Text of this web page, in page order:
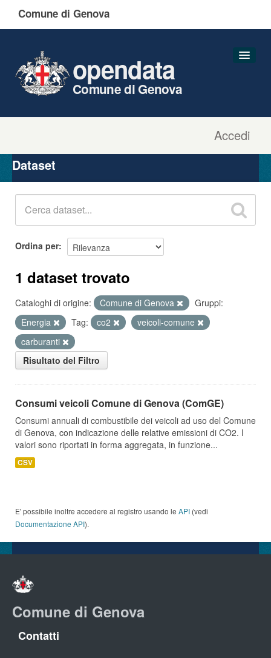
Comune di Genova
Accedi
opendata
Comune di Genova
Organizzazioni
Gruppi
Dataset
Ordina per
1 dataset trovato
Cataloghi di origine: Comune di Genova
Gruppi:
Energia
Tag: co2
veicoli-comune
carburanti
Risultato del Filtro
Consumi veicoli Comune di Genova (ComGE)
Consumi annuali di combustibile dei veicoli ad uso del Comune
di Genova, con indicazione delle relative emissioni di CO2. I
valori sono riportati in forma aggregata, in funzione...
CSV
E' possibile inoltre accedere al registro usando le API (vedi
Documentazione API).
Comune di Genova
Contatti